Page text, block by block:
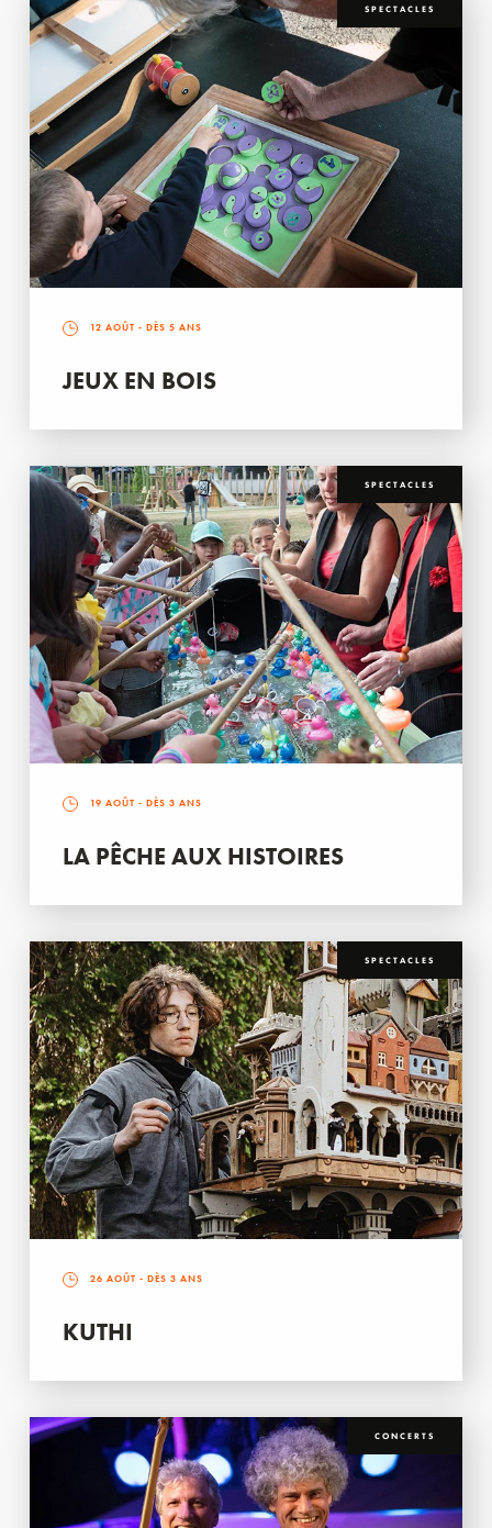
SPECTACLES
12 AOÛT - DÈS 5 ANS
JEUX EN BOIS
SPECTACLES
19 AOÛT - DÈS 3 ANS
LA PÊCHE AUX HISTOIRES
SPECTACLES
26 AOÛT - DÈS 3 ANS
KUTHI
CONCERTS